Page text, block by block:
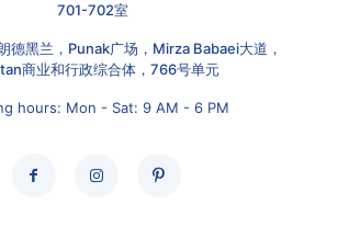
701-702室
德黑兰，Punak广场，Mirza Babaei大道，
商业和行政综合体，766号单元
hours: Mon - Sat: 9 AM - 6 PM